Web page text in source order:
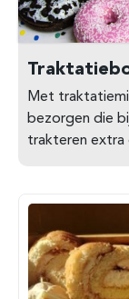
Met
bezorgen die
trakteren extra